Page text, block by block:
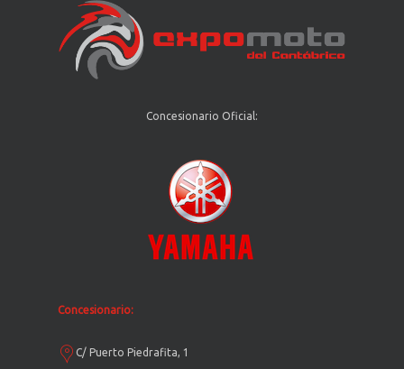
Concesionario Oficial:
Concesionario:
C/ Puerto Piedrafita, 1